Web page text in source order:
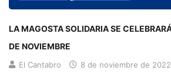
LA MAGOSTA SOLIDARIA SE CELEBRARÁ ESTE VIERNES 11
DE NOVIEMBRE
El Cantabro 8 de noviembre de 2022